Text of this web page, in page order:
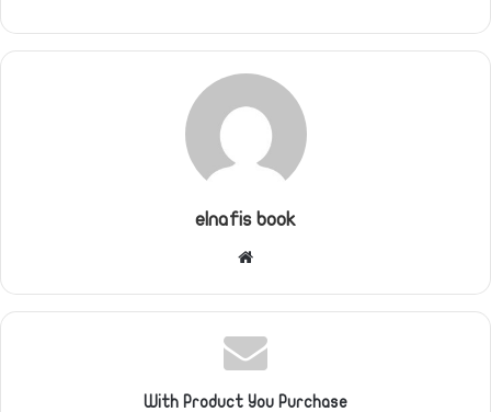
elnafis book
With Product You Purchase